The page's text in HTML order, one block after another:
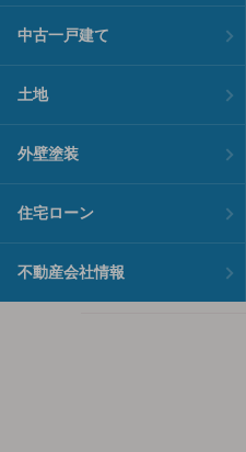
中古一戸建て
土地
外壁塗装
住宅ローン
不動産会社情報